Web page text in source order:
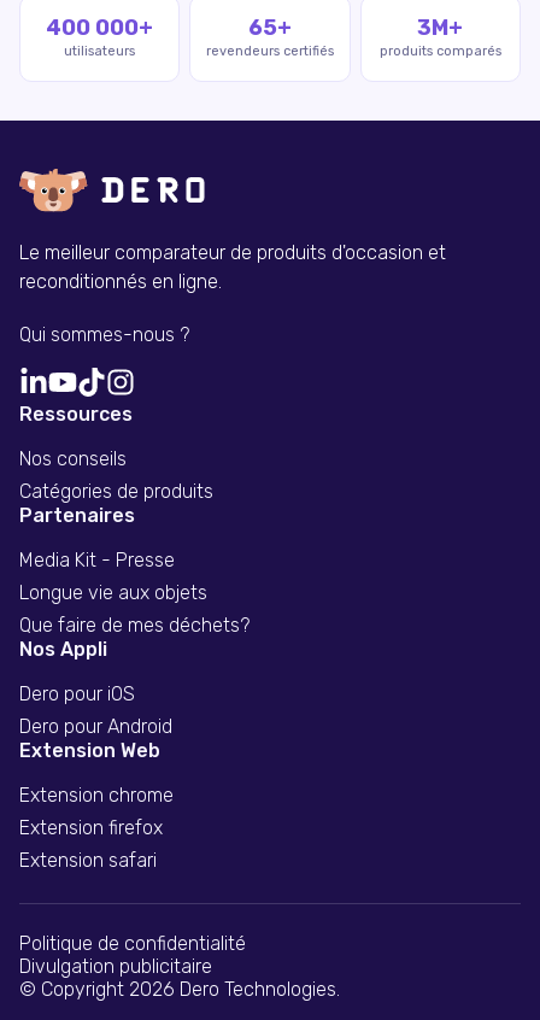
400 000+
utilisateurs
65+
revendeurs certifiés
3M+
produits comparés
Le meilleur comparateur de produits d'occasion et
reconditionnés en ligne.
Qui sommes-nous ?
Ressources
Nos conseils
Catégories de produits
Partenaires
Media Kit - Presse
Longue vie aux objets
Que faire de mes déchets?
Nos Appli
Dero pour iOS
Dero pour Android
Extension Web
Extension chrome
Extension firefox
Extension safari
© Copyright 2026 Dero Technologies.
Politique de confidentialité
Divulgation publicitaire